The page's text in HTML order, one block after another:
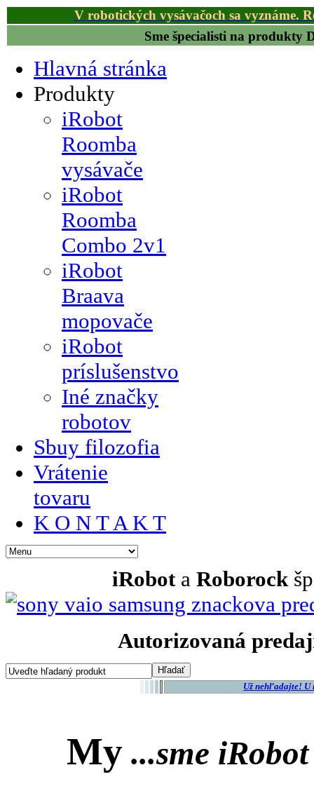
V robotických vysávačoch sa vyznáme.
Sme špecialisti na produkty
Hlavná stránka
Produkty
iRobot
Roomba
vysávače
iRobot
Roomba
Combo 2v1
iRobot
Braava
mopovače
iRobot
príslušenstvo
Iné značky
robotov
Sbuy filozofia
Vrátenie
tovaru
K O N T A K T
iRobot a Roborock
Autorizovaná
Už nehľadajte! U
My ...sme iRobot